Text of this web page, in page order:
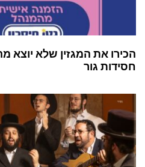
הכירו את המגזין שלא יוצא
חסידות גור